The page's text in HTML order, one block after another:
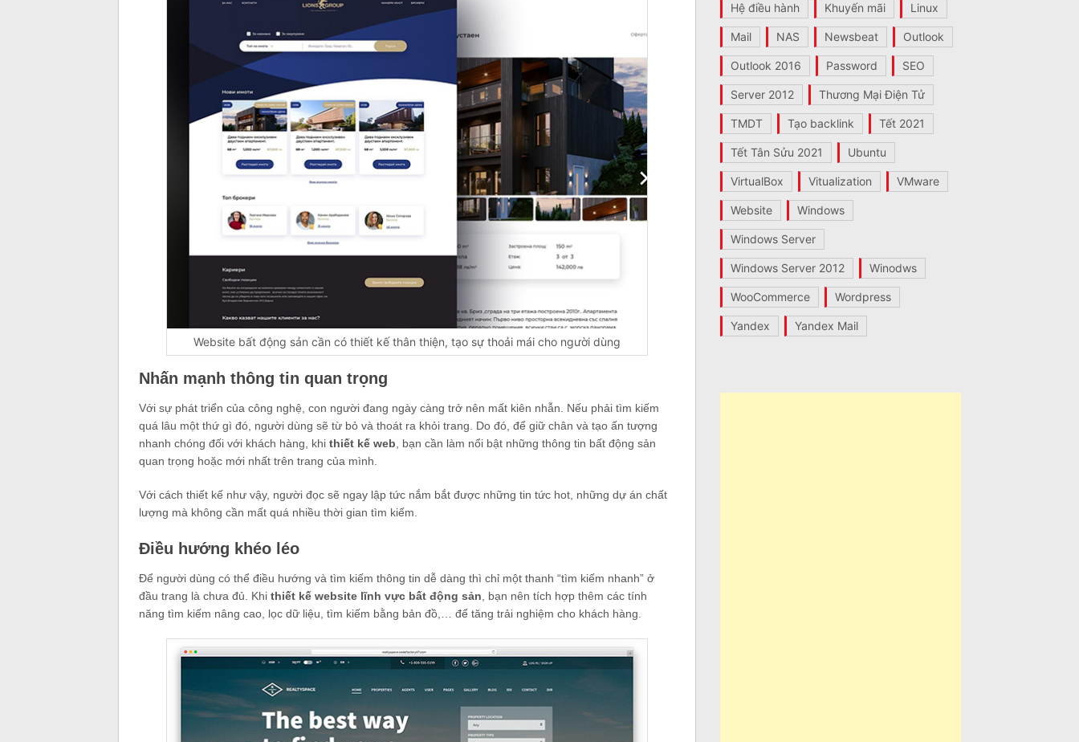
Website bất động sản cần có thiết kế thân thiện, tạo sự thoải mái cho người dùng
Nhấn mạnh thông tin quan trọng
Với sự phát triển của công nghệ, con người đang ngày càng trở nên mất kiên nhẫn. Nếu phải tìm kiếm
quá lâu một thứ gì đó, người dùng sẽ từ bỏ và thoát ra khỏi trang. Do đó, để giữ chân và tạo ấn tượng
nhanh chóng đối với khách hàng, khi thiết kế web, bạn cần làm nổi bật những thông tin bất động sản
quan trọng hoặc mới nhất trên trang của mình.
Với cách thiết kế như vậy, người đọc sẽ ngay lập tức nắm bắt được những tin tức hot, những dự án chất
lượng mà không cần mất quá nhiều thời gian tìm kiếm.
Điều hướng khéo léo
Để người dùng có thể điều hướng và tìm kiếm thông tin dễ dàng thì chỉ một thanh “tìm kiếm nhanh” ở
đầu trang là chưa đủ. Khi thiết kế website lĩnh vực bất động sản, bạn nên tích hợp thêm các tính
năng tìm kiếm nâng cao, lọc dữ liệu, tìm kiếm bằng bản đồ,… để tăng trải nghiệm cho khách hàng.
Hệ điều hành Khuyến mãi Linux
Mail NAS Newsbeat Outlook
Outlook 2016 Password SEO
Server 2012 Thương Mại Điện Tử
TMDT Tạo backlink Tết 2021
Tết Tân Sửu 2021 Ubuntu
VirtualBox Vitualization VMware
Website Windows
Windows Server
Windows Server 2012 Winodws
WooCommerce Wordpress
Yandex Yandex Mail